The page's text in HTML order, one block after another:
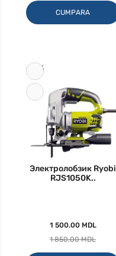
CUMPARA
-19%
Электролобзик Ryobi
RJS1050K..
1 500.00 MDL
1 850.00 MDL